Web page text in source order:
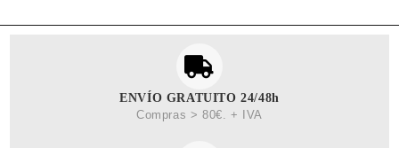
ENVÍO GRATUITO 24/48h
Compras > 80€. + IVA